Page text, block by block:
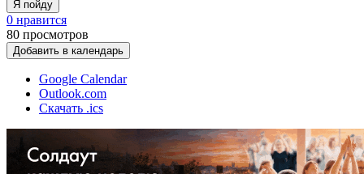
Я пойду
0 нравится
80 просмотров
Добавить в календарь
Google Calendar
Outlook.com
Скачать .ics